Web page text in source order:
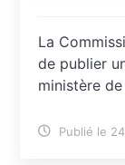
La
de publier
ministère
Publié le